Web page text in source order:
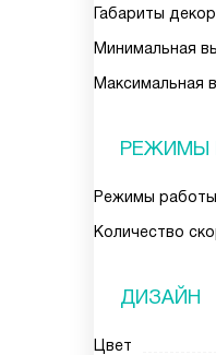
Габариты
Минимальная
Максимальная
РЕЖИМЫ
Режимы работы
Количество
ДИЗАЙН
Цвет